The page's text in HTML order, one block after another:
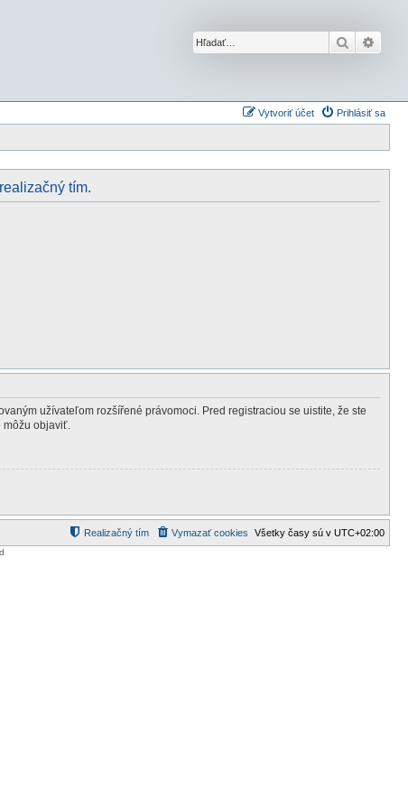
Hľadať
Prihlásiť sa
Vytvoriť účet
tím.
užívateľom rozšířené právomoci. Pred registraciou se uistite, že ste
objaviť.
Všetky časy sú v UTC+02:00
Vymazať cookies
Realizačný tím